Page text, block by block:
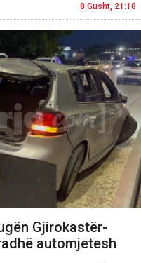
8 Gusht, 21:18
Gjirokastër-
automjetesh